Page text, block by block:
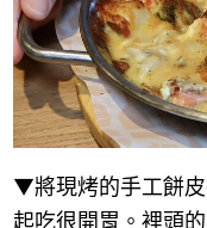
▼將現烤的手工餅
起吃很開胃。裡頭